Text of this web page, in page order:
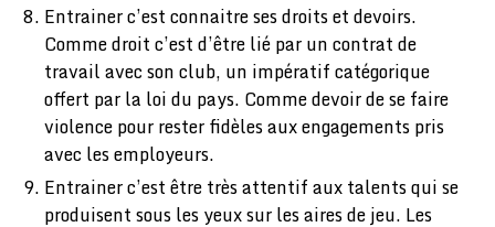
Entrainer c’est connaitre ses droits et devoirs.
Comme droit c’est d’être lié par un contrat de
travail avec son club, un impératif catégorique
offert par la loi du pays. Comme devoir de se faire
violence pour rester fidèles aux engagements pris
avec les employeurs.
Entrainer c’est être très attentif aux talents qui se
produisent sous les yeux sur les aires de jeu. Les